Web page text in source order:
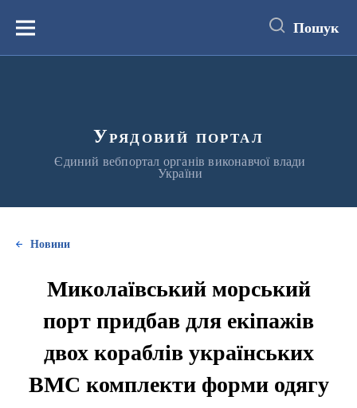
вмістуМеню Пошук
Урядовий портал
Єдиний вебпортал органів виконавчої влади
України
Новини
Миколаївський морський
порт придбав для екіпажів
двох кораблів українських
ВМС комплекти форми одягу